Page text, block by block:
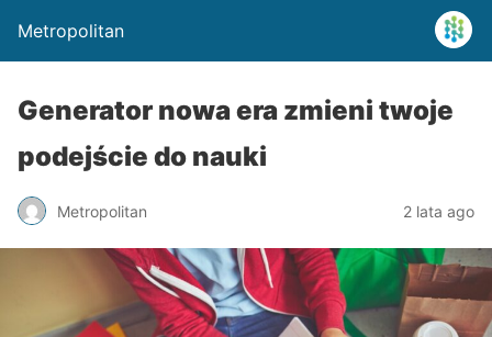
Metropolitan
Generator nowa era zmieni twoje
podejście do nauki
Metropolitan 2 lata ago